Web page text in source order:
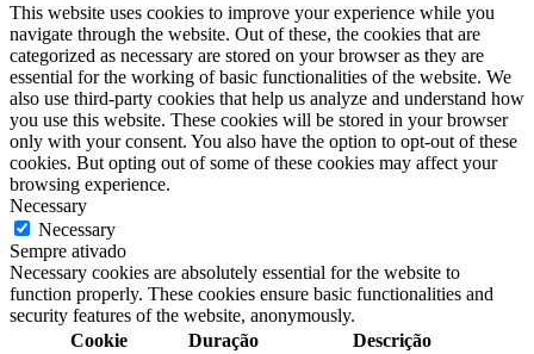
This website uses cookies to improve your experience while you
navigate through the website. Out of these, the cookies that are
categorized as necessary are stored on your browser as they are
essential for the working of basic functionalities of the website. We
also use third-party cookies that help us analyze and understand how
you use this website. These cookies will be stored in your browser
only with your consent. You also have the option to opt-out of these
cookies. But opting out of some of these cookies may affect your
browsing experience.
Necessary
Necessary
Sempre ativado
Necessary cookies are absolutely essential for the website to
function properly. These cookies ensure basic functionalities and
security features of the website, anonymously.
Cookie
Duração Descrição